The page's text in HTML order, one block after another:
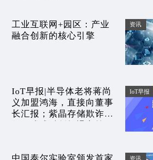
工业互联网+园区：产业
融合创新的核心引擎
资讯
IoT早报|半导体老将蒋尚
义加盟鸿海，直接向董事
长汇报；紫晶存储欺诈发
IoT早报
资讯